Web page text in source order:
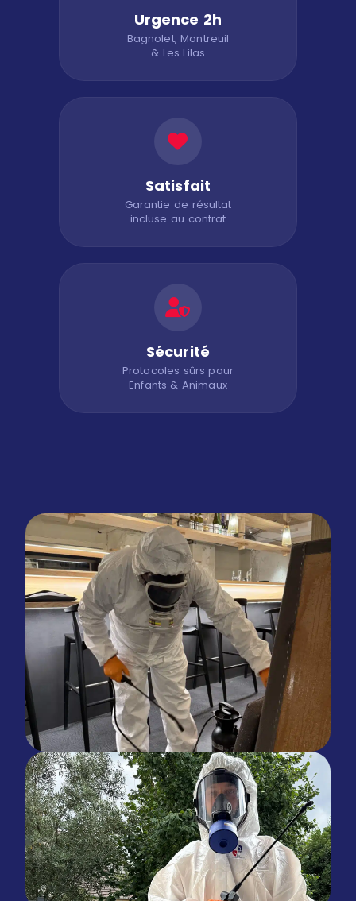
Urgence 2h
Bagnolet, Montreuil
& Les Lilas
Satisfait
Garantie de résultat
incluse au contrat
Sécurité
Protocoles sûrs pour
Enfants & Animaux